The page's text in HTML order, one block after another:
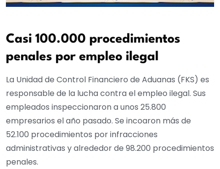
Casi 100.000 procedimientos
penales por empleo ilegal
La Unidad de Control Financiero de Aduanas (FKS) es
responsable de la lucha contra el empleo ilegal. Sus
empleados inspeccionaron a unos 25.800
empresarios el año pasado. Se incoaron más de
52.100 procedimientos por infracciones
administrativas y alrededor de 98.200 procedimientos
penales.